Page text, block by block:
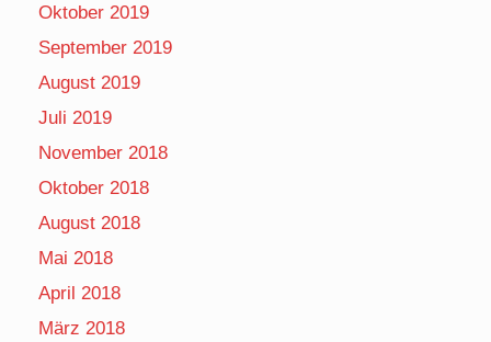
Oktober 2019
September 2019
August 2019
Juli 2019
November 2018
Oktober 2018
August 2018
Mai 2018
April 2018
März 2018